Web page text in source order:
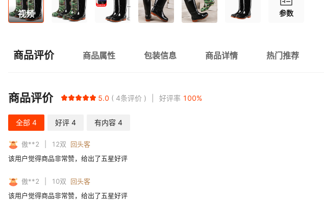
视频 参数
商品评价 商品属性 包装信息 商品详情 热门推荐
商品评价 5.0 4条评价 好评率 100%
全部 4 好评 4 有内容 4
傲**2 12双
回头客
该用户觉得商品非常赞，给出了五星好评
傲**2 10双
回头客
该用户觉得商品非常赞，给出了五星好评